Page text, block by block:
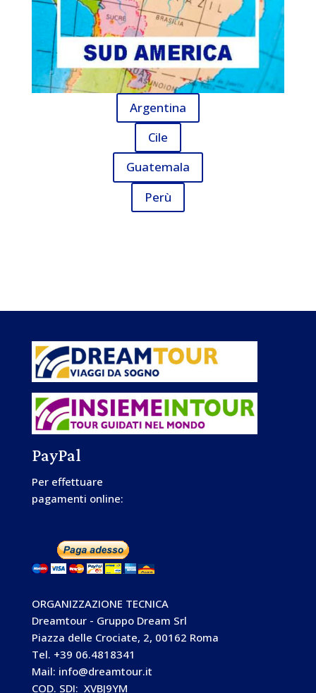
Argentina
Cile
Guatemala
Perù
PayPal
Per effettuare
pagamenti online:
ORGANIZZAZIONE TECNICA
Dreamtour - Gruppo Dream Srl
Piazza delle Crociate, 2, 00162 Roma
Tel. +39 06.4818341
Mail: info@dreamtour.it
COD. SDI: XVBJ9YM